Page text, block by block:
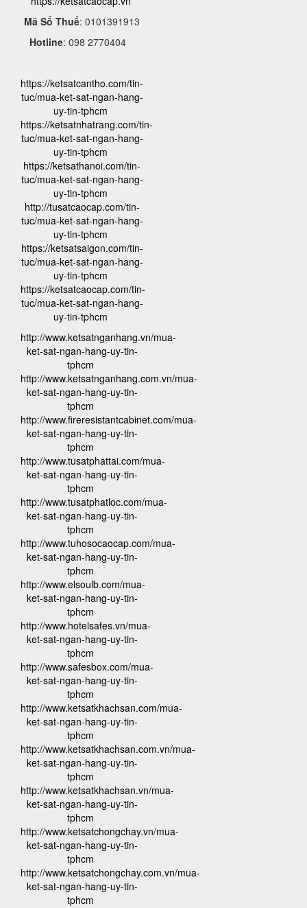
Mã Số Thuế: 0101391913
Hotline: 098 2770404
https://ketsatcantho.com/tin-
tuc/mua-ket-sat-ngan-hang-
uy-tin-tphcm
https://ketsatnhatrang.com/tin-
tuc/mua-ket-sat-ngan-hang-
uy-tin-tphcm
https://ketsathanoi.com/tin-
tuc/mua-ket-sat-ngan-hang-
uy-tin-tphcm
http://tusatcaocap.com/tin-
tuc/mua-ket-sat-ngan-hang-
uy-tin-tphcm
https://ketsatsaigon.com/tin-
tuc/mua-ket-sat-ngan-hang-
uy-tin-tphcm
https://ketsatcaocap.com/tin-
tuc/mua-ket-sat-ngan-hang-
uy-tin-tphcm
http://www.ketsatnganhang.vn/mua-
ket-sat-ngan-hang-uy-tin-
tphcm
http://www.ketsatnganhang.com.vn/mua-
ket-sat-ngan-hang-uy-tin-
tphcm
http://www.fireresistantcabinet.com/mua-
ket-sat-ngan-hang-uy-tin-
tphcm
http://www.tusatphattai.com/mua-
ket-sat-ngan-hang-uy-tin-
tphcm
http://www.tusatphatloc.com/mua-
ket-sat-ngan-hang-uy-tin-
tphcm
http://www.tuhosocaocap.com/mua-
ket-sat-ngan-hang-uy-tin-
tphcm
http://www.elsoulb.com/mua-
ket-sat-ngan-hang-uy-tin-
tphcm
http://www.hotelsafes.vn/mua-
ket-sat-ngan-hang-uy-tin-
tphcm
http://www.safesbox.com/mua-
ket-sat-ngan-hang-uy-tin-
tphcm
http://www.ketsatkhachsan.com/mua-
ket-sat-ngan-hang-uy-tin-
tphcm
http://www.ketsatkhachsan.com.vn/mua-
ket-sat-ngan-hang-uy-tin-
tphcm
http://www.ketsatkhachsan.vn/mua-
ket-sat-ngan-hang-uy-tin-
tphcm
http://www.ketsatchongchay.vn/mua-
ket-sat-ngan-hang-uy-tin-
tphcm
http://www.ketsatchongchay.com.vn/mua-
ket-sat-ngan-hang-uy-tin-
tphcm